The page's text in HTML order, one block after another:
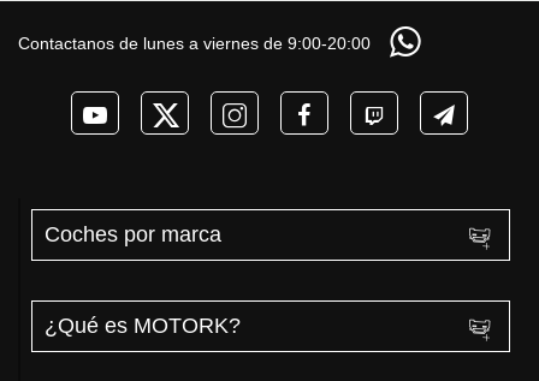
Contactanos de lunes a viernes de 9:00-20:00
Coches por marca
¿Qué es MOTORK?